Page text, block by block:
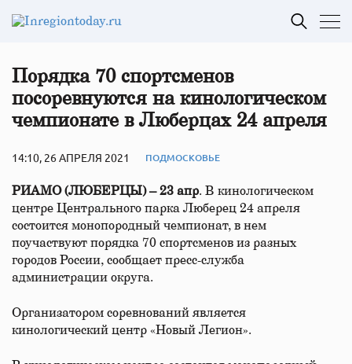
Порядка 70 спортсменов
посоревнуются на кинологическом
чемпионате в Люберцах 24 апреля
14:10, 26 АПРЕЛЯ 2021 ПОДМОСКОВЬЕ
РИАМО (ЛЮБЕРЦЫ) – 23 апр. В кинологическом
центре Центрального парка Люберец 24 апреля
состоится монопородный чемпионат, в нем
поучаствуют порядка 70 спортсменов из разных
городов России, сообщает пресс-служба
администрации округа.
Организатором соревнований является
кинологический центр «Новый Легион».